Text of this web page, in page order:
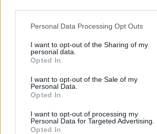
Personal Data Processing Opt Outs
I want to opt-out of the Sharing of my
personal data.
Opted In
I want to opt-out of the Sale of my
Personal Data.
Opted In
I want to opt-out of processing my
Personal Data for Targeted Advertising.
Opted In
PIÙ LETTI OGGI